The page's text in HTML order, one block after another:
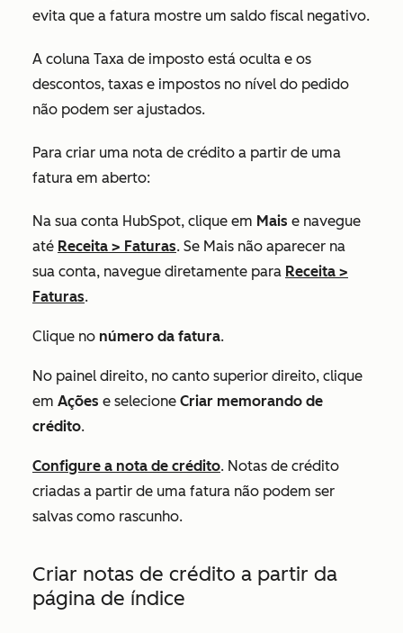
evita que a fatura mostre um saldo fiscal negativo.
A coluna Taxa de imposto está oculta e os
descontos, taxas e impostos no nível do pedido
não podem ser ajustados.
Para criar uma nota de crédito a partir de uma
fatura em aberto:
Na sua conta HubSpot, clique em Mais e navegue
até Receita > Faturas. Se Mais não aparecer na
sua conta, navegue diretamente para Receita >
Faturas.
Clique no número da fatura.
No painel direito, no canto superior direito, clique
em Ações e selecione Criar memorando de
crédito.
Configure a nota de crédito. Notas de crédito
criadas a partir de uma fatura não podem ser
salvas como rascunho.
Criar notas de crédito a partir da
página de índice